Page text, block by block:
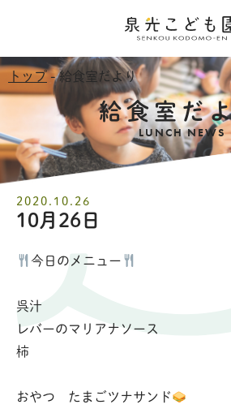
トップ- 給食室だより
給食室だ
LUNCH NEWS
2020.10.26
10月26日
今日のメニュー
呉汁
レバーのマリアナソース
柿
おやつ たまごツナサンド